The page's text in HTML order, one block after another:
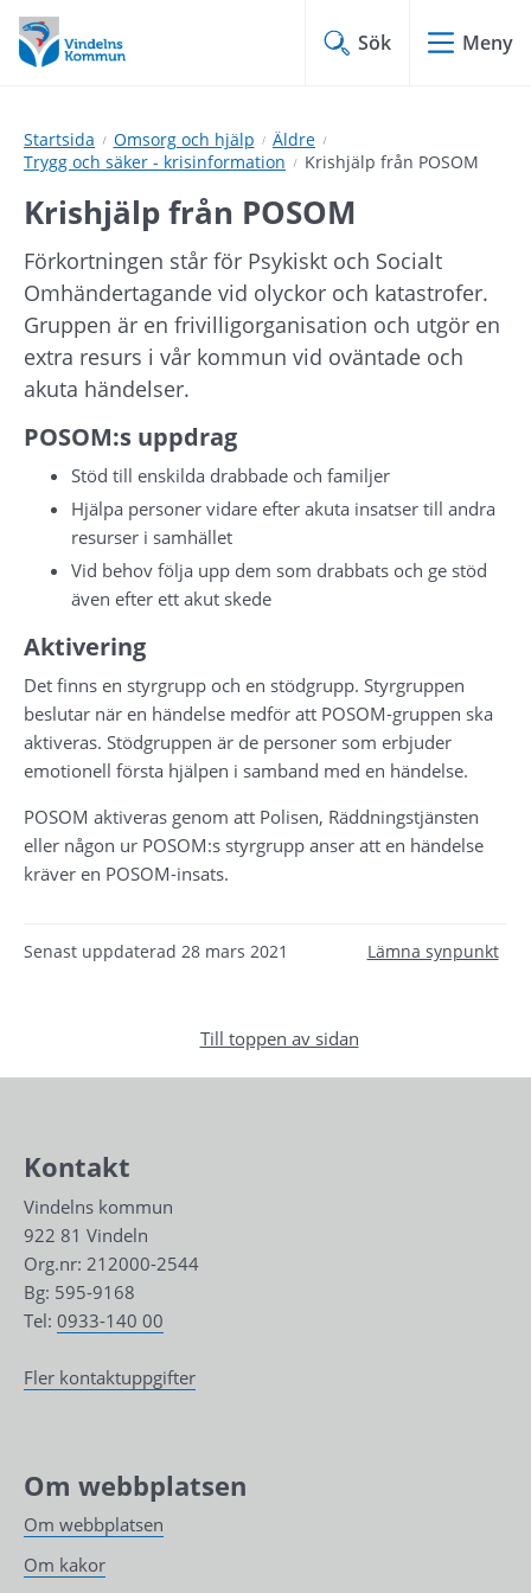
Hoppa
till
innehåll
Hoppa
till
undermeny
Sök Meny
Startsida Omsorg och hjälp
Äldre
Trygg och säker - krisinformation
Krishjälp från POSOM
Krishjälp från POSOM
Förkortningen står för Psykiskt och Socialt
Omhändertagande vid olyckor och katastrofer.
Gruppen är en frivilligorganisation och utgör en
extra resurs i vår kommun vid oväntade och
akuta händelser.
POSOM:s uppdrag
Stöd till enskilda drabbade och familjer
Hjälpa personer vidare efter akuta insatser till andra
resurser i samhället
Vid behov följa upp dem som drabbats och ge stöd
även efter ett akut skede
Aktivering
Det finns en styrgrupp och en stödgrupp. Styrgruppen
beslutar när en händelse medför att POSOM-gruppen ska
aktiveras. Stödgruppen är de personer som erbjuder
emotionell första hjälpen i samband med en händelse.
POSOM aktiveras genom att Polisen, Räddningstjänsten
eller någon ur POSOM:s styrgrupp anser att en händelse
kräver en POSOM-insats.
Senast uppdaterad 28 mars 2021 Lämna synpunkt
Till toppen av sidan
Kontakt
Vindelns kommun
922 81 Vindeln
Org.nr: 212000-2544
Bg: 595-9168
Tel: 0933-140 00
Fler kontaktuppgifter
Om webbplatsen
Om webbplatsen
Om kakor